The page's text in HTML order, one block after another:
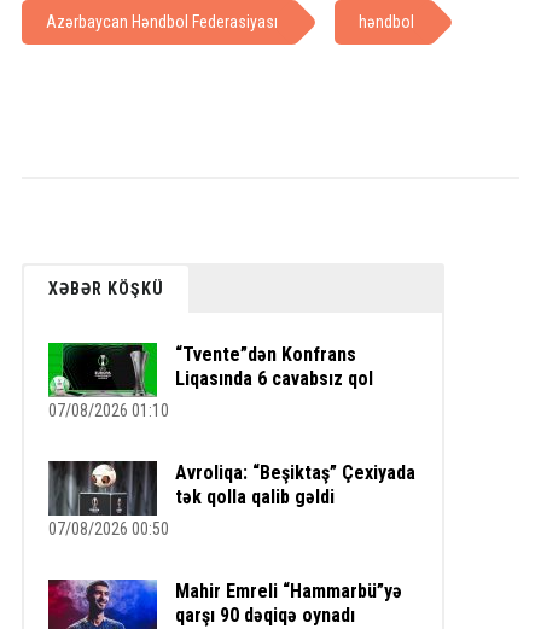
Azərbaycan Həndbol Federasiyası həndbol
XƏBƏR KÖŞKÜ
“Tvente”dən Konfrans
Liqasında 6 cavabsız qol
07/08/2026 01:10
Avroliqa: “Beşiktaş” Çexiyada
tək qolla qalib gəldi
07/08/2026 00:50
Mahir Emreli “Hammarbü”yə
qarşı 90 dəqiqə oynadı